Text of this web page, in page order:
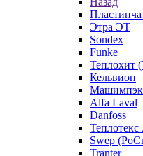
Этра ЭТ
Sondex
Funke
Теплохит
Кельвион
Alfa Laval
Danfoss
Swep
Tranter